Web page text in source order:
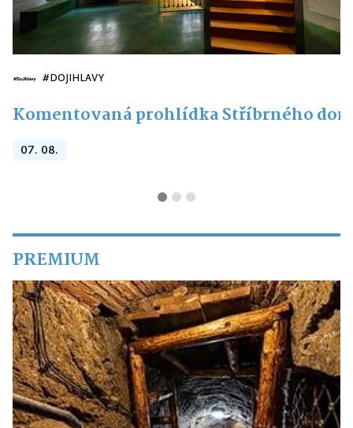
#DOJIHLAVY
Komentovaná prohlídka Stříbrného
07. 08.
PREMIUM